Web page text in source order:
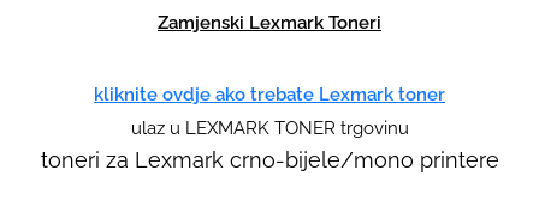
u
Zamjenski Lexmark Toneri
kliknite ovdje ako trebate Lexmark toner
ulaz u LEXMARK TONER trgovinu
toneri za Lexmark crno-bijele/mono printere